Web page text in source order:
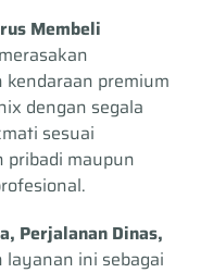
Membeli
premium
dengan segala
sesuai
maupun
Perjalanan Dinas,
layanan ini sebagai